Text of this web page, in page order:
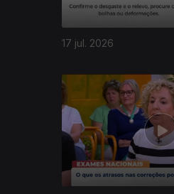
17 jul. 2026